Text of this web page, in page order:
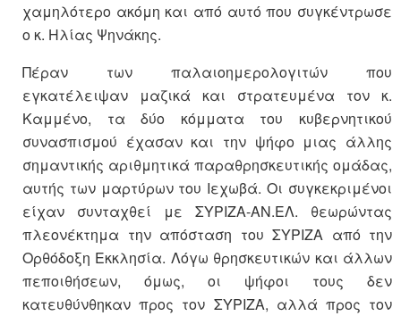
χαμηλότερο ακόμη και από αυτό που συγκέντρωσε
ο κ. Ηλίας Ψηνάκης.
Πέραν των παλαιοημερολογιτών που
εγκατέλειψαν μαζικά και στρατευμένα τον κ.
Καμμένο, τα δύο κόμματα του κυβερνητικού
συνασπισμού έχασαν και την ψήφο μιας άλλης
σημαντικής αριθμητικά παραθρησκευτικής ομάδας,
αυτής των μαρτύρων του Ιεχωβά. Οι συγκεκριμένοι
είχαν συνταχθεί με ΣΥΡΙΖΑ-ΑΝ.ΕΛ. θεωρώντας
πλεονέκτημα την απόσταση του ΣΥΡΙΖΑ από την
Ορθόδοξη Εκκλησία. Λόγω θρησκευτικών και άλλων
πεποιθήσεων, όμως, οι ψήφοι τους δεν
κατευθύνθηκαν προς τον ΣΥΡΙΖΑ, αλλά προς τον